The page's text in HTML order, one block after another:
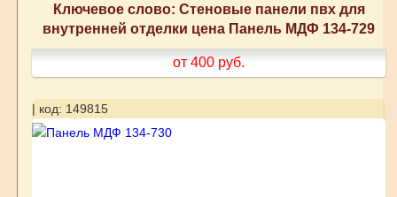
Ключевое слово: Стеновые панели пвх для
внутренней отделки цена Панель МДФ 134-729
от 400 руб.
| код: 149815